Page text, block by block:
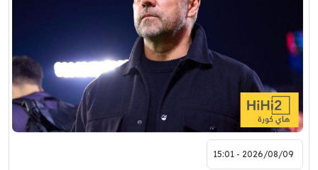
2026/08/09 - 15:01